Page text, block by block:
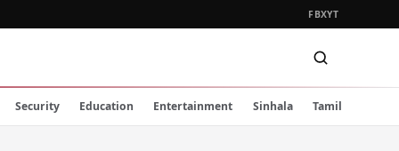
FBXYT
Security Education Entertainment Sinhala Tamil